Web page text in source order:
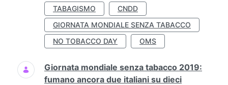
TABAGISMO
CNDD
GIORNATA MONDIALE SENZA TABACCO
NO TOBACCO DAY
OMS
Giornata mondiale senza tabacco 2019:
fumano ancora due italiani su dieci